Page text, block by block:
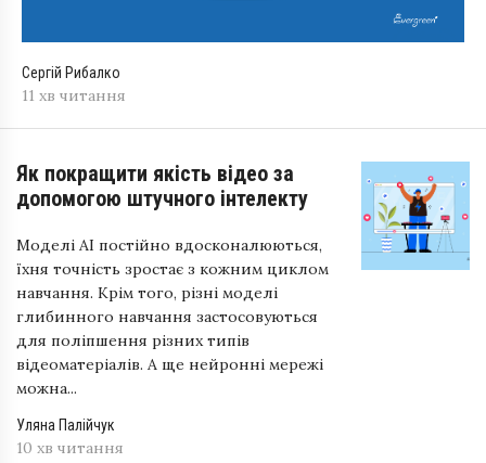
Сергій Рибалко
11 хв читання
Як покращити якість відео за
допомогою штучного інтелекту
Моделі AI постійно вдосконалюються,
їхня точність зростає з кожним циклом
навчання. Крім того, різні моделі
глибинного навчання застосовуються
для поліпшення різних типів
відеоматеріалів. А ще нейронні мережі
можна...
Уляна Палійчук
10 хв читання